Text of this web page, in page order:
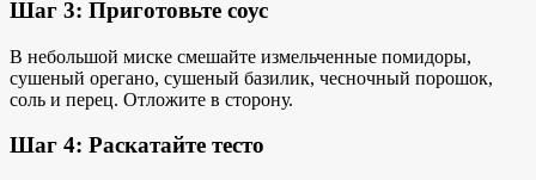
Шаг 3: Приготовьте соус
В небольшой миске смешайте измельченные помидоры,
сушеный орегано, сушеный базилик, чесночный порошок,
соль и перец. Отложите в сторону.
Шаг 4: Раскатайте тесто